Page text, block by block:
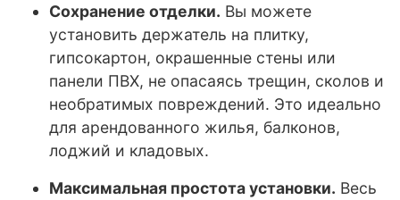
Сохранение отделки. Вы можете
установить держатель на плитку,
гипсокартон, окрашенные стены или
панели ПВХ, не опасаясь трещин, сколов и
необратимых повреждений. Это идеально
для арендованного жилья, балконов,
лоджий и кладовых.
Максимальная простота установки. Весь